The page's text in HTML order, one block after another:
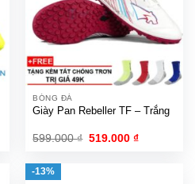
BÓNG ĐÁ
Giày Pan Rebeller TF – Trắng
599.000₫ Giá
519.000₫Giá
-13%